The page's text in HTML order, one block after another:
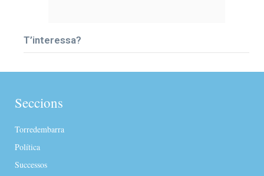
T’interessa?
Seccions
Torredembarra
Política
Successos